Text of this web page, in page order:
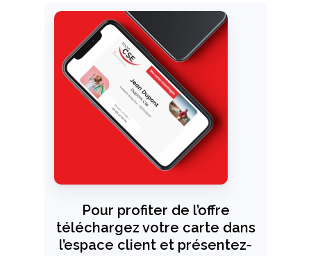
Pour profiter de l’offre
téléchargez votre carte dans
l’espace client et présentez-